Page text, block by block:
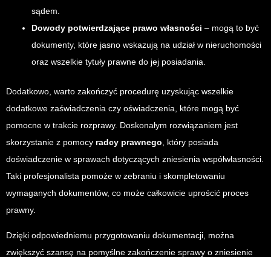
sądem.
Dowody potwierdzające prawo własności – mogą to być
dokumenty, które jasno wskazują na udział w nieruchomości
oraz wszelkie tytuły prawne do jej posiadania.
Dodatkowo, warto zakończyć procedurę uzyskując wszelkie
dodatkowe zaświadczenia czy oświadczenia, które mogą być
pomocne w trakcie rozprawy. Doskonałym rozwiązaniem jest
skorzystanie z pomocy radcy prawnego, który posiada
doświadczenie w sprawach dotyczących zniesienia współwłasności.
Taki profesjonalista pomoże w zebraniu i skompletowaniu
wymaganych dokumentów, co może całkowicie uprościć proces
prawny.
Dzięki odpowiedniemu przygotowaniu dokumentacji, można
zwiększyć szansę na pomyślne zakończenie sprawy o zniesienie